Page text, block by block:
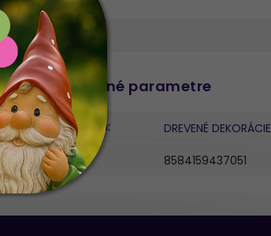
Dodatočné parametre
Kategória:
DREVENÉ DEKORÁCIE
EAN: 8584159437051